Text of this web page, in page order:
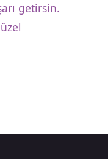
getirsin.